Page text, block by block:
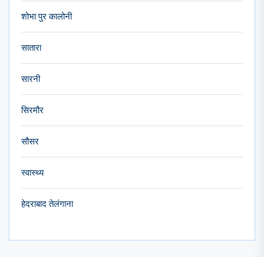
शोभा पुर कालोनी
सातारा
सारनी
सिरमौर
सौसर
स्वास्थ्य
हेदराबाद तेलंगाना